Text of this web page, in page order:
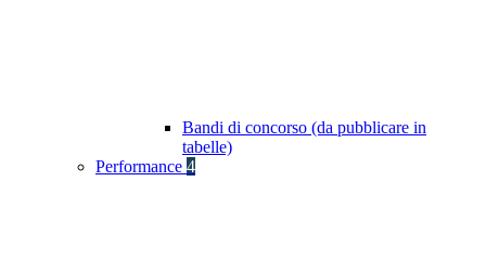
Bandi di concorso (da pubblicare in
tabelle)
Performance 4